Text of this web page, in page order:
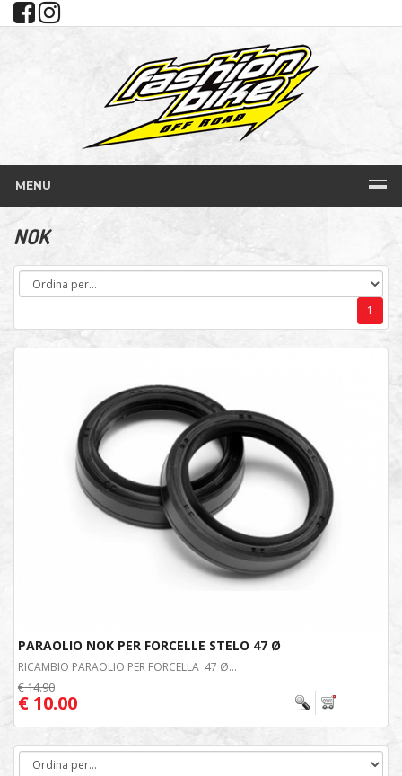
MENU
NOK
1
PARAOLIO NOK PER FORCELLE STELO 47 Ø
RICAMBIO PARAOLIO PER FORCELLA 47 Ø...
€ 14.90
€ 10.00